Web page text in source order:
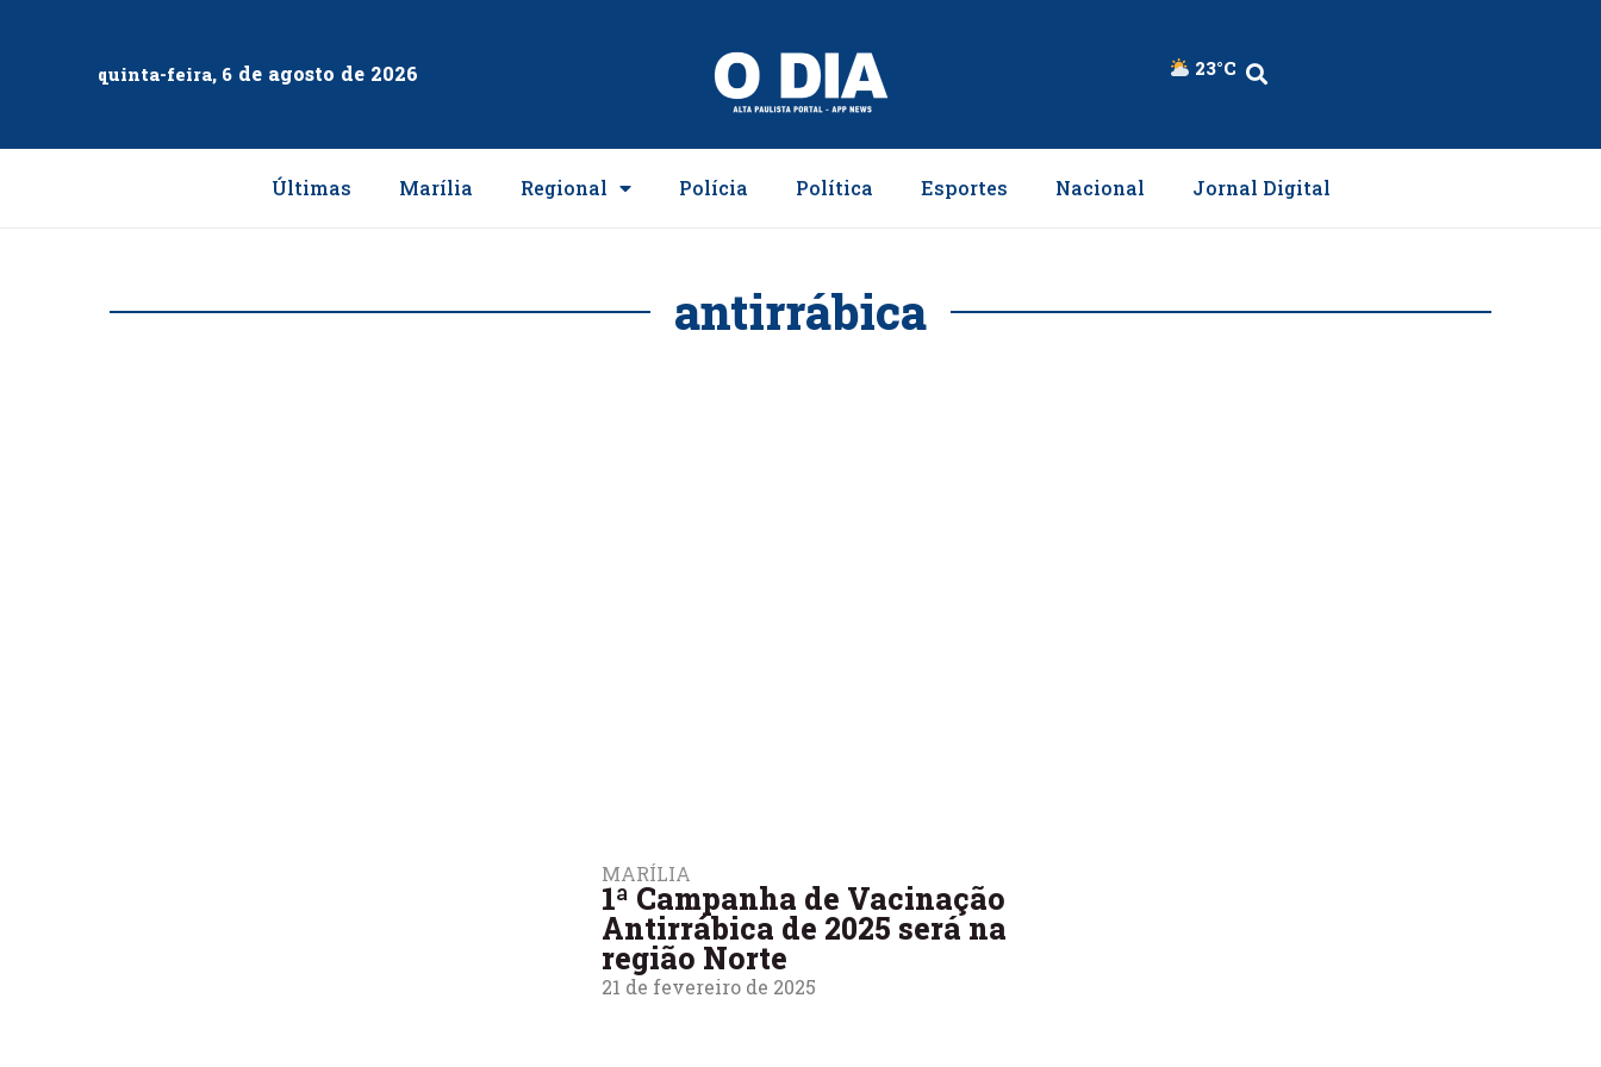
quinta-feira, 6 de agosto de 2026 23°C
Últimas Marília Regional Polícia Política Esportes Nacional Jornal Digital
antirrábica
MARÍLIA
1ª Campanha de Vacinação
Antirrábica de 2025 será na
região Norte
21 de fevereiro de 2025